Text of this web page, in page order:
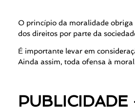
O princípio da moralidade
dos direitos por parte da
É importante levar em
Ainda assim, toda ofensa à